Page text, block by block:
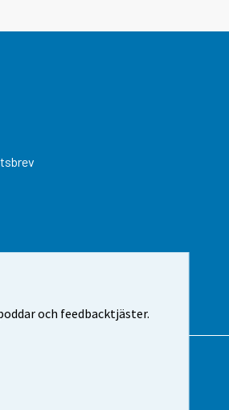
och feedbacktjäster.